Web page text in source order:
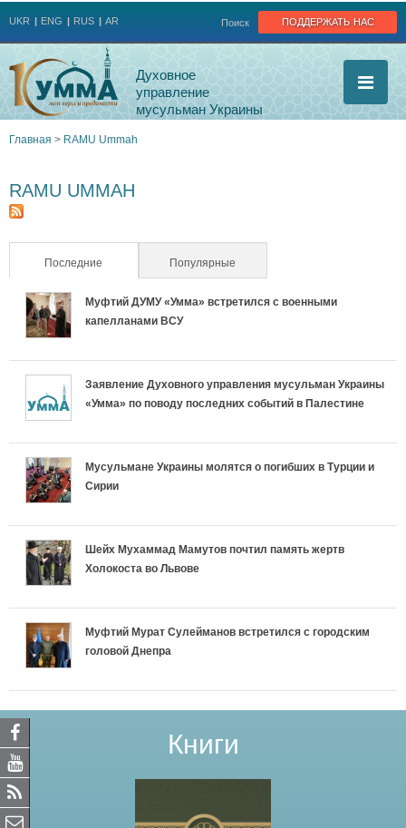
поддержать нас
Поиск
UKR ENG RUS AR
Духовное
управление
мусульман Украины
здесь
Главная > RAMU Ummah
RAMU UMMAH
Последние (активная вкладка)Популярные
Муфтий ДУМУ «Умма» встретился с военными
капелланами ВСУ
Заявление Духовного управления мусульман Украины
«Умма» по поводу последних событий в Палестине
Мусульмане Украины молятся о погибших в Турции и
Сирии
Шейх Мухаммад Мамутов почтил память жертв
Холокоста во Львове
Муфтий Мурат Сулейманов встретился с городским
головой Днепра
Книги